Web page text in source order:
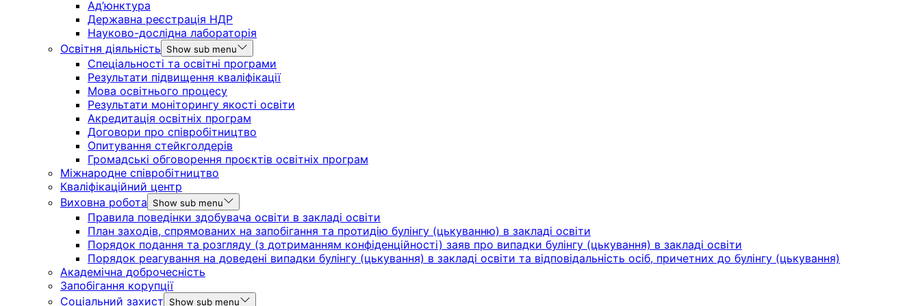
Ад’юнктура
Державна реєстрація НДР
Науково-дослідна лабораторія
Освітня діяльність
Show sub menu
Спеціальності та освітні програми
Результати підвищення кваліфікації
Мова освітнього процесу
Результати моніторингу якості освіти
Акредитація освітніх програм
Договори про співробітництво
Опитування стейкголдерів
Громадські обговорення проєктів освітніх програм
Міжнародне співробітництво
Кваліфікаційний центр
Виховна робота
Show sub menu
Правила поведінки здобувача освіти в закладі освіти
План заходів, спрямованих на запобігання та протидію булінгу (цькуванню) в закладі освіти
Порядок подання та розгляду (з дотриманням конфіденційності) заяв про випадки булінгу (цькування) в закладі освіти
Порядок реагування на доведені випадки булінгу (цькування) в закладі освіти та відповідальність осіб, причетних до булінгу (цькування)
Академічна доброчесність
Запобігання корупції
Соціальний захист
Show sub menu